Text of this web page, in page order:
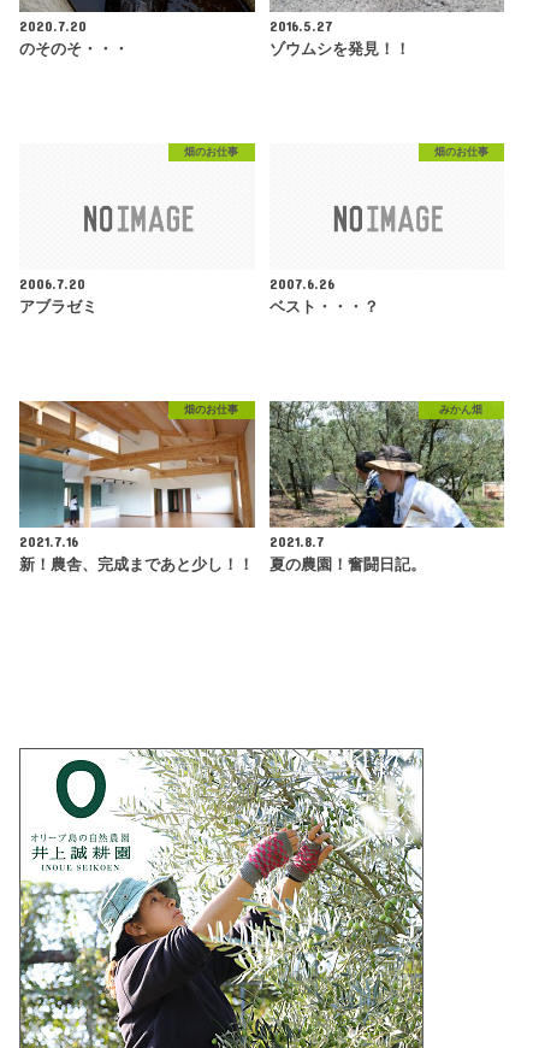
2020.7.20
のそのそ・・・
2016.5.27
ゾウムシを発見！！
畑のお仕事
2006.7.20
アブラゼミ
畑のお仕事
2007.6.26
ベスト・・・？
畑のお仕事
2021.7.16
新！農舎、完成まであと少し！！
みかん畑
2021.8.7
夏の農園！奮闘日記。